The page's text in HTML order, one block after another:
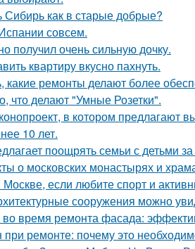
как в старые добрые?
совсем.
получил очень сильную дочку.
квартиру вкусно пахнуть.
какие ремонты делают более
что делают "Умные Розетки".
в котором предлагают
10 лет.
поощрять семьи с детьми
о московских монастырях и
если любите спорт и
сооружения можно
во время ремонта фасада:
ремонте: почему это